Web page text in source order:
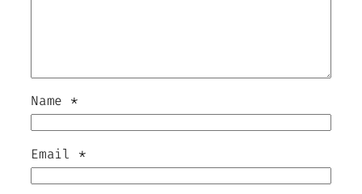
Name *
Email *